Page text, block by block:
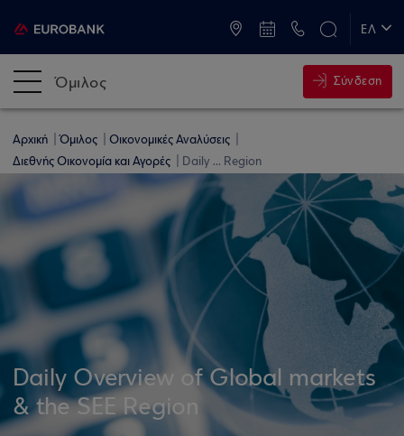
ΕΛ
Όμιλος Σύνδεση
Αρχική Όμιλος
Οικονομικές Αναλύσεις
Διεθνής Οικονομία και Αγορές
Daily ... Region
Daily Overview of Global markets
& the SEE Region